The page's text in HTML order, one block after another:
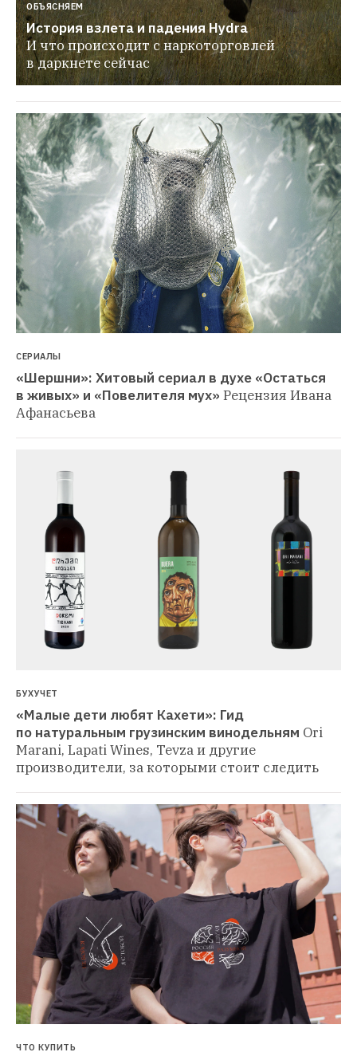
ОБЪЯСНЯЕМ
История взлета и падения Hydra
И что происходит с наркоторговлей
в даркнете сейчас
СЕРИАЛЫ
«Шершни»: Хитовый сериал в духе «Остаться
в живых» и «Повелителя мух» Рецензия Ивана
Афанасьева
БУХУЧЕТ
«Малые дети любят Кахети»: Гид
по натуральным грузинским винодельням Ori
Marani, Lapati Wines, Tevza и другие
производители, за которыми стоит следить
ЧТО КУПИТЬ